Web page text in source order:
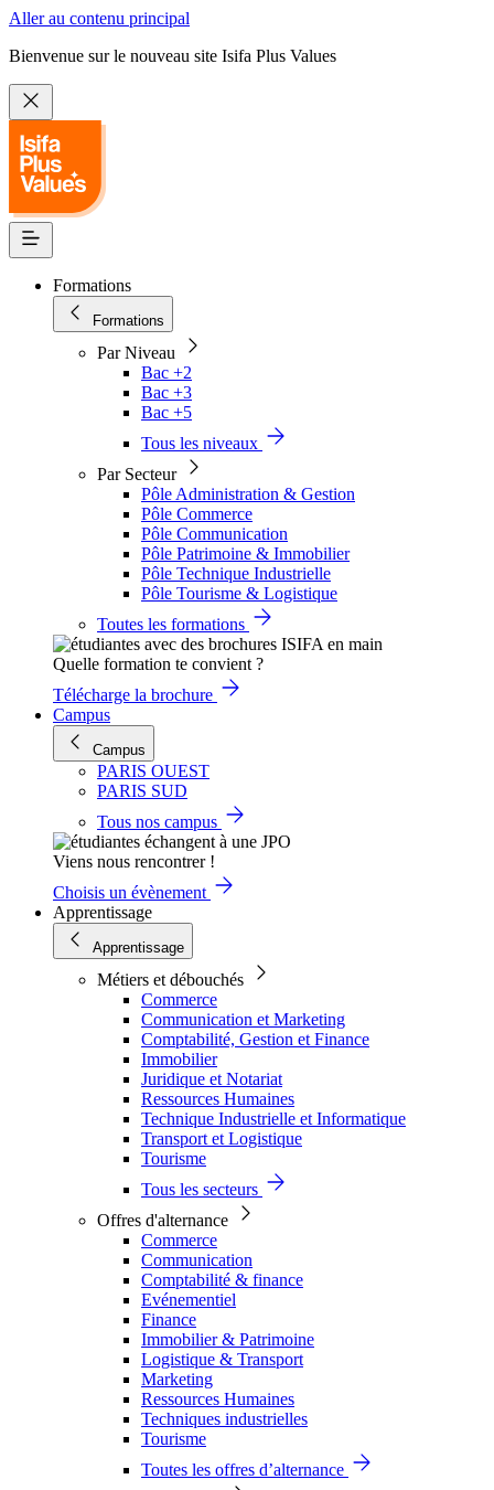
Aller au contenu principal
Bienvenue sur le nouveau site Isifa Plus Values
Formations
Formations
Par Niveau
Bac +2
Bac +3
Bac +5
Tous les niveaux
Par Secteur
Pôle Administration & Gestion
Pôle Commerce
Pôle Communication
Pôle Patrimoine & Immobilier
Pôle Technique Industrielle
Pôle Tourisme & Logistique
Toutes les formations
Quelle formation te convient ?
Télécharge la brochure
Campus
Campus
PARIS OUEST
PARIS SUD
Tous nos campus
Viens nous rencontrer !
Choisis un évènement
Apprentissage
Apprentissage
Métiers et débouchés
Commerce
Communication et Marketing
Comptabilité, Gestion et Finance
Immobilier
Juridique et Notariat
Ressources Humaines
Technique Industrielle et Informatique
Transport et Logistique
Tourisme
Tous les secteurs
Offres d'alternance
Commerce
Communication
Comptabilité & finance
Evénementiel
Finance
Immobilier & Patrimoine
Logistique & Transport
Marketing
Ressources Humaines
Techniques industrielles
Tourisme
Toutes les offres d’alternance